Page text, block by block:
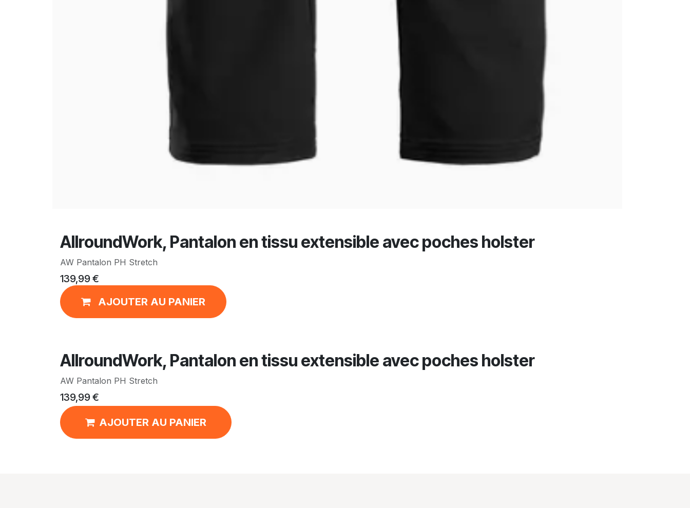
AllroundWork, Pantalon en tissu extensible avec poches holster
AW Pantalon PH Stretch
139,99€
AJOUTER AU PANIER
AllroundWork, Pantalon en tissu extensible avec poches holster
AW Pantalon PH Stretch
139,99€
AJOUTER AU PANIER